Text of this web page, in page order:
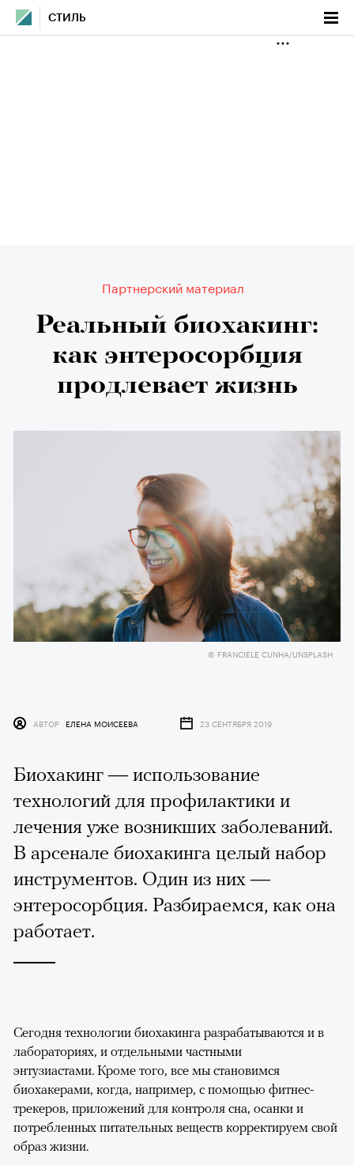
СТИЛЬ
Партнерский материал
Реальный биохакинг:
как энтеросорбция
продлевает жизнь
© FRANCIELE CUNHA/UNSPLASH
АВТОР ЕЛЕНА МОИСЕЕВА 23 СЕНТЯБРЯ 2019
Биохакинг — использование
технологий для профилактики и
лечения уже возникших заболеваний.
В арсенале биохакинга целый набор
инструментов. Один из них —
энтеросорбция. Разбираемся, как она
работает.
Сегодня технологии биохакинга разрабатываются и в
лабораториях, и отдельными частными
энтузиастами. Кроме того, все мы становимся
биохакерами, когда, например, с помощью фитнес-
трекеров, приложений для контроля сна, осанки и
потребленных питательных веществ корректируем свой
образ жизни.